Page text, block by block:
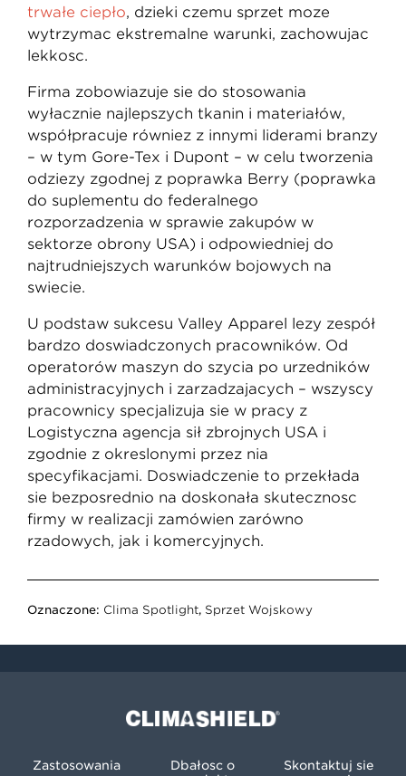
trwałe ciepło, dzięki czemu sprzęt może
wytrzymać ekstremalne warunki, zachowując
lekkość.
Firma zobowiązuje się do stosowania
wyłącznie najlepszych tkanin i materiałów,
współpracuje również z innymi liderami branży
– w tym Gore-Tex i Dupont – w celu tworzenia
odzieży zgodnej z poprawką Berry (poprawka
do suplementu do federalnego
rozporządzenia w sprawie zakupów w
sektorze obrony USA) i odpowiedniej do
najtrudniejszych warunków bojowych na
świecie.
U podstaw sukcesu Valley Apparel leży zespół
bardzo doświadczonych pracowników. Od
operatorów maszyn do szycia po urzędników
administracyjnych i zarządzających – wszyscy
pracownicy specjalizują się w pracy z
Logistyczna agencją sił zbrojnych USA i
zgodnie z określonymi przez nią
specyfikacjami. Doświadczenie to przekłada
się bezpośrednio na doskonałą skuteczność
firmy w realizacji zamówień zarówno
rządowych, jak i komercyjnych.
Oznaczone: Clima Spotlight, Sprzęt Wojskowy
Climashield®
Zastosowania
Dbałość o
Skontaktuj się